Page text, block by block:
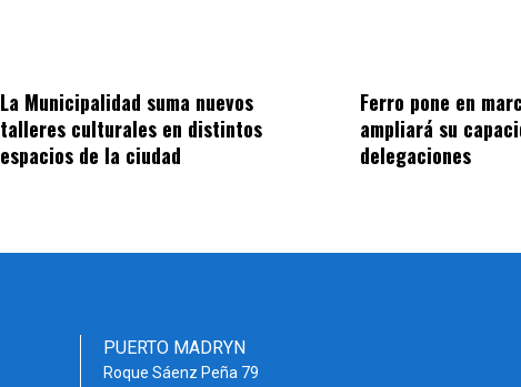
La Municipalidad suma nuevos
talleres culturales en distintos
espacios de la ciudad
Ferro pone en
ampliará su
delegaciones
PUERTO MADRYN
Roque Sáenz Peña 79